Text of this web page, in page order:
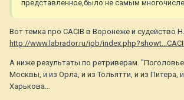
представленное,было не самым
Вот темка про CACIB в Воронеже и судейство
http://www.labrador.ru/ipb/
А ниже результаты по ретриверам.
Москвы, и из Орла, и из Тольятти, и из Питера,
Харькова...